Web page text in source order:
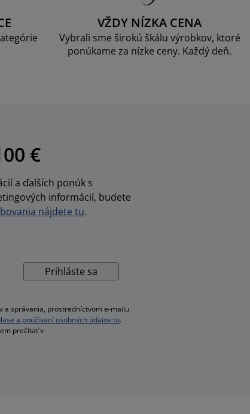
VŽDY NÍZKA CENA
Vybrali sme širokú škálu výrobkov, ktoré
ponúkame za nízke ceny. Každý deň.
€
a ďalších ponúk s
informácií, budete
nájdete tu.
Prihláste sa
a správania, prostredníctvom e-mailu
a používaní osobných údajov tu.
prečítať v